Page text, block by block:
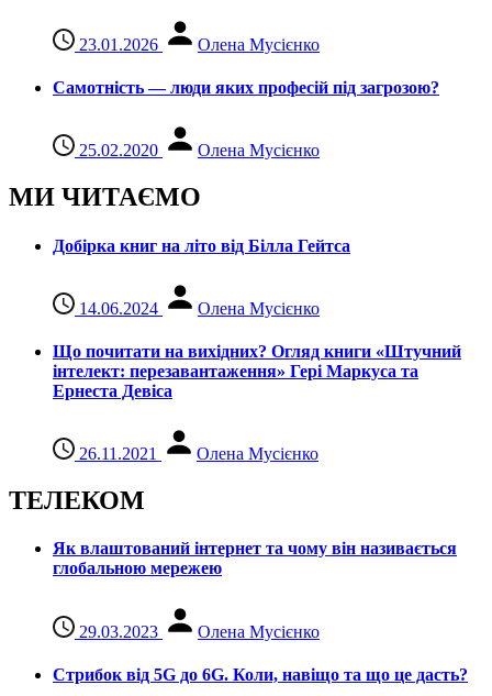
23.01.2026 Олена Мусієнко
Самотність — люди яких професій під загрозою?
25.02.2020 Олена Мусієнко
МИ ЧИТАЄМО
Добірка книг на літо від Білла Гейтса
14.06.2024 Олена Мусієнко
Що почитати на вихідних? Огляд книги «Штучний
інтелект: перезавантаження» Гері Маркуса та
Ернеста Девіса
26.11.2021 Олена Мусієнко
ТЕЛЕКОМ
Як влаштований інтернет та чому він називається
глобальною мережею
29.03.2023 Олена Мусієнко
Стрибок від 5G до 6G. Коли, навіщо та що це даcть?